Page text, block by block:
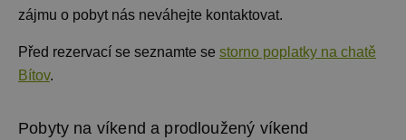
zájmu o pobyt nás neváhejte kontaktovat.
Před rezervací se seznamte se storno poplatky na chatě
Bítov.
Pobyty na víkend a prodloužený víkend